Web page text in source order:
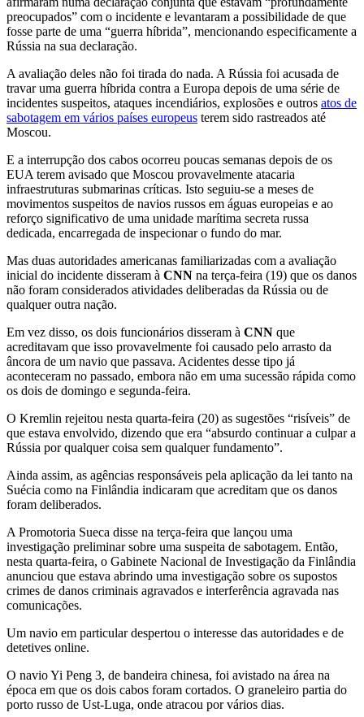
preocupados” com o incidente e levantaram a possibilidade de que
fosse parte de uma “guerra híbrida”, mencionando especificamente a
Rússia na sua declaração.
A avaliação deles não foi tirada do nada. A Rússia foi acusada de
travar uma guerra híbrida contra a Europa depois de uma série de
incidentes suspeitos, ataques incendiários, explosões e outros atos de
sabotagem em vários países europeus terem sido rastreados até
Moscou.
E a interrupção dos cabos ocorreu poucas semanas depois de os
EUA terem avisado que Moscou provavelmente atacaria
infraestruturas submarinas críticas. Isto seguiu-se a meses de
movimentos suspeitos de navios russos em águas europeias e ao
reforço significativo de uma unidade marítima secreta russa
dedicada, encarregada de inspecionar o fundo do mar.
Mas duas autoridades americanas familiarizadas com a avaliação
inicial do incidente disseram à CNN na terça-feira (19) que os danos
não foram considerados atividades deliberadas da Rússia ou de
qualquer outra nação.
Em vez disso, os dois funcionários disseram à CNN que
acreditavam que isso provavelmente foi causado pelo arrasto da
âncora de um navio que passava. Acidentes desse tipo já
aconteceram no passado, embora não em uma sucessão rápida como
os dois de domingo e segunda-feira.
O Kremlin rejeitou nesta quarta-feira (20) as sugestões “risíveis” de
que estava envolvido, dizendo que era “absurdo continuar a culpar a
Rússia por qualquer coisa sem qualquer fundamento”.
Ainda assim, as agências responsáveis ​​pela aplicação da lei tanto na
Suécia como na Finlândia indicaram que acreditam que os danos
foram deliberados.
A Promotoria Sueca disse na terça-feira que lançou uma
investigação preliminar sobre uma suspeita de sabotagem. Então,
nesta quarta-feira, o Gabinete Nacional de Investigação da Finlândia
anunciou que estava abrindo uma investigação sobre os supostos
crimes de danos criminais agravados e interferência agravada nas
comunicações.
Um navio em particular despertou o interesse das autoridades e de
detetives online.
O navio Yi Peng 3, de bandeira chinesa, foi avistado na área na
época em que os dois cabos foram cortados. O graneleiro partia do
porto russo de Ust-Luga, onde atracou por vários dias.